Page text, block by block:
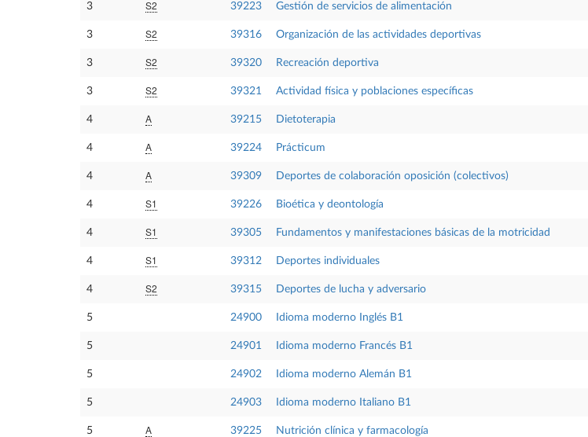
3 S2 39223 Gestión de servicios de alimentación
3 S2 39316 Organización de las actividades deportivas
3 S2 39320 Recreación deportiva
3 S2 39321 Actividad física y poblaciones específicas
4 A 39215 Dietoterapia
4 A 39224 Prácticum
4 A 39309 Deportes de colaboración oposición (colectivos)
4 S1 39226 Bioética y deontología
4 S1 39305 Fundamentos y manifestaciones básicas de la motricidad
4 S1 39312 Deportes individuales
4 S2 39315 Deportes de lucha y adversario
5 24900 Idioma moderno Inglés B1
5 24901 Idioma moderno Francés B1
5 24902 Idioma moderno Alemán B1
5 24903 Idioma moderno Italiano B1
5 A 39225 Nutrición clínica y farmacología